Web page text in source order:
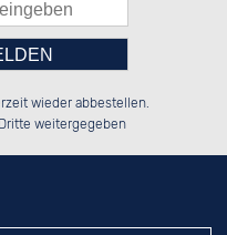
tragen Sie die Zahl in
Feld ein.
wieder abbestellen.
weitergegeben